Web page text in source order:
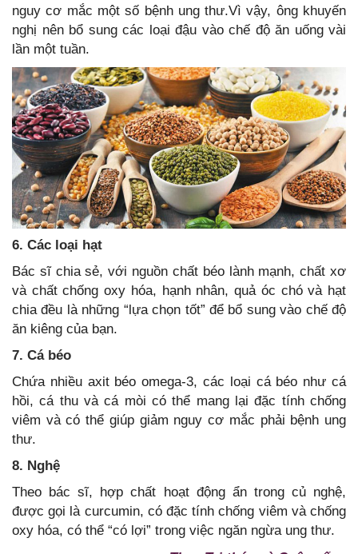
nguy cơ mắc một số bệnh ung thư.Vì vậy, ông khuyến
nghị nên bổ sung các loại đậu vào chế độ ăn uống vài
lần một tuần.
6. Các loại hạt
Bác sĩ chia sẻ, với nguồn chất béo lành mạnh, chất xơ
và chất chống oxy hóa, hạnh nhân, quả óc chó và hạt
chia đều là những “lựa chọn tốt” để bổ sung vào chế độ
ăn kiêng của bạn.
7. Cá béo
Chứa nhiều axit béo omega-3, các loại cá béo như cá
hồi, cá thu và cá mòi có thể mang lại đặc tính chống
viêm và có thể giúp giảm nguy cơ mắc phải bệnh ung
thư.
8. Nghệ
Theo bác sĩ, hợp chất hoạt động ẩn trong củ nghệ,
được gọi là curcumin, có đặc tính chống viêm và chống
oxy hóa, có thể “có lợi” trong việc ngăn ngừa ung thư.